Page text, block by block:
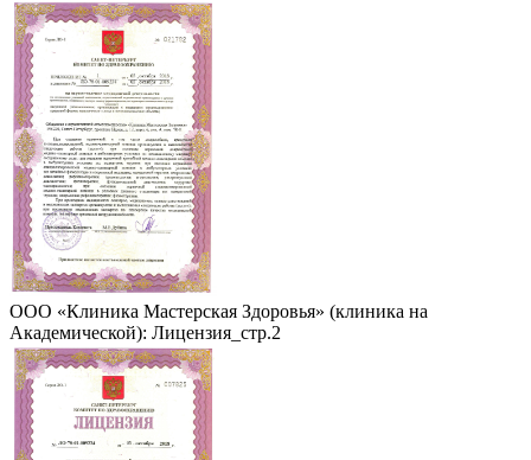
ООО «Клиника Мастерская Здоровья» (клиника на
Академической): Лицензия_стр.2